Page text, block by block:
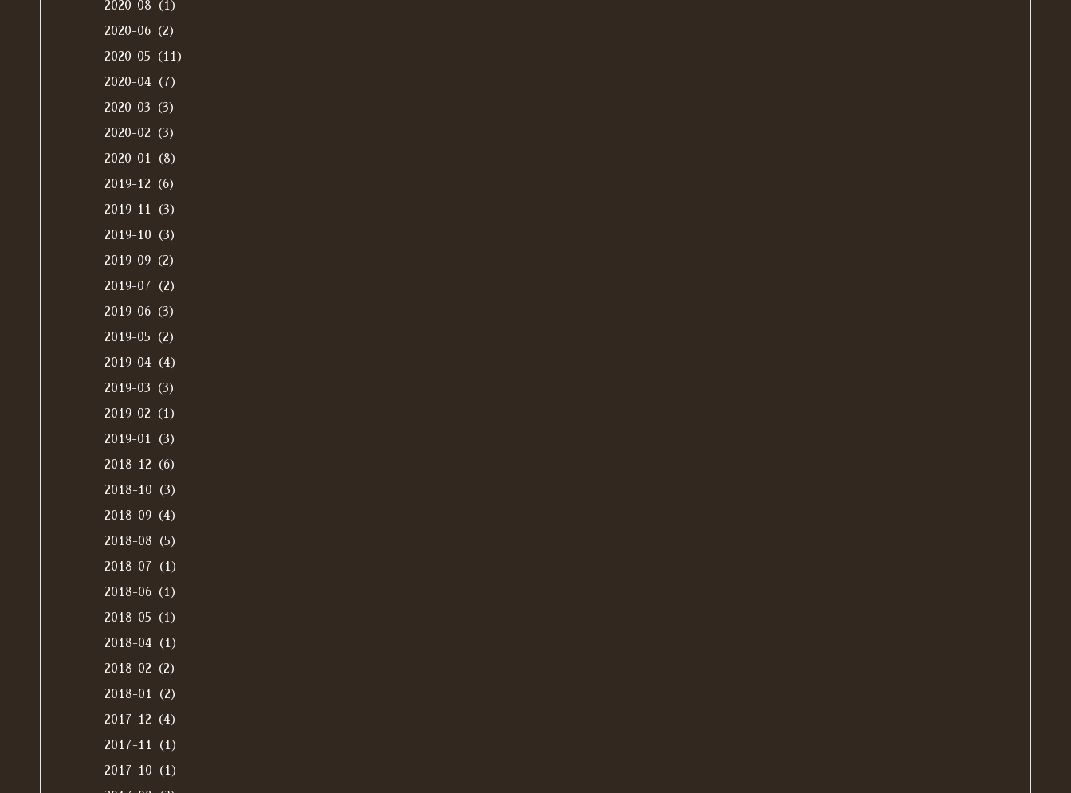
2020-08（1）
2020-06（2）
2020-05（11）
2020-04（7）
2020-03（3）
2020-02（3）
2020-01（8）
2019-12（6）
2019-11（3）
2019-10（3）
2019-09（2）
2019-07（2）
2019-06（3）
2019-05（2）
2019-04（4）
2019-03（3）
2019-02（1）
2019-01（3）
2018-12（6）
2018-10（3）
2018-09（4）
2018-08（5）
2018-07（1）
2018-06（1）
2018-05（1）
2018-04（1）
2018-02（2）
2018-01（2）
2017-12（4）
2017-11（1）
2017-10（1）